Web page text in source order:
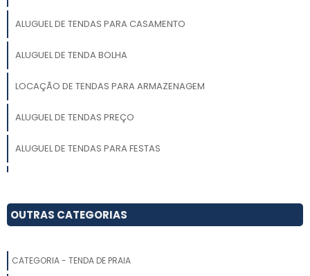
ALUGUEL DE TENDAS PARA CASAMENTO
ALUGUEL DE TENDA BOLHA
LOCAÇÃO DE TENDAS PARA ARMAZENAGEM
ALUGUEL DE TENDAS PREÇO
ALUGUEL DE TENDAS PARA FESTAS
ALUGUEL DE TENDAS PIRAMIDAL
OUTRAS CATEGORIAS
CATEGORIA - TENDA DE PRAIA